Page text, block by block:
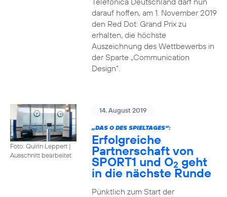
darauf hoffen, am 1. November 2019
den Red Dot: Grand Prix zu
erhalten, die höchste
Auszeichnung des Wettbewerbs in
der Sparte „Communication
Design“.
Foto: Quirin Leppert |
Ausschnitt bearbeitet
14. August 2019
„DAS O DES SPIELTAGES“:
Erfolgreiche
Partnerschaft von
SPORT1 und O2 geht
in die nächste Runde
Pünktlich zum Start der